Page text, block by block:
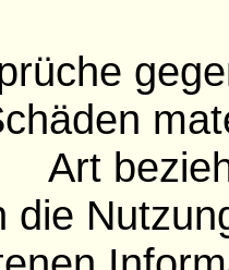
Art